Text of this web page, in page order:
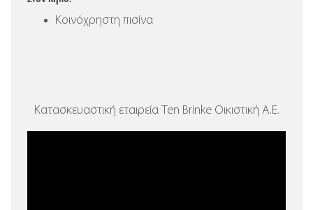
Κοινόχρηστη πισίνα
Κατασκευαστική εταιρεία Ten Brinke Οικιστική Α.Ε.